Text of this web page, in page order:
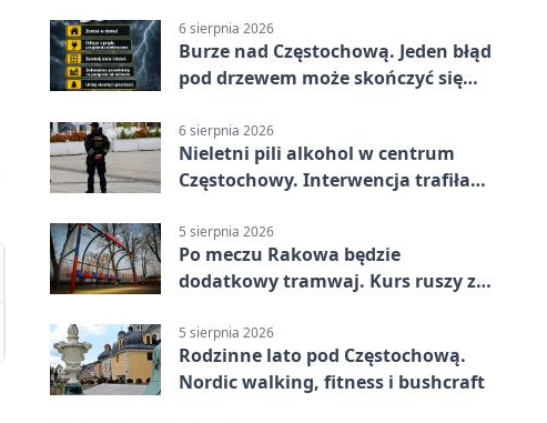
6 sierpnia 2026
Burze nad Częstochową. Jeden błąd
pod drzewem może skończyć się
6 sierpnia 2026
Nieletni pili alkohol w centrum
Częstochowy. Interwencja trafiła
5 sierpnia 2026
Po meczu Rakowa będzie
dodatkowy tramwaj. Kurs ruszy ze
5 sierpnia 2026
Rodzinne lato pod Częstochową.
Nordic walking, fitness i bushcraft